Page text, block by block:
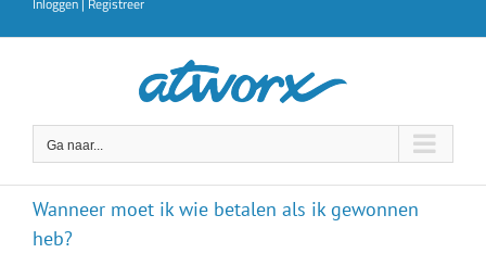
Inloggen | Registreer
Ga naar...
Wanneer moet ik wie betalen als ik gewonnen
heb?